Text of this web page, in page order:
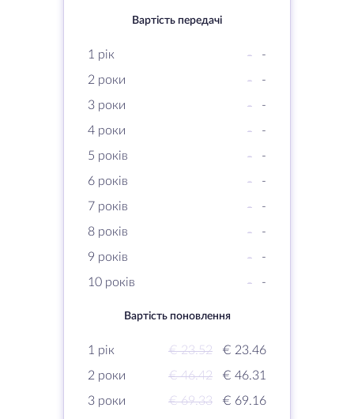
Вартість передачі
1 рік -
-
2 роки
-
-
3 роки
-
-
4 роки
-
-
5 років
-
-
6 років
-
-
7 років
-
-
8 років
-
-
9 років
-
-
10 років
- -
Вартість поновлення
1 рік € 23.52
€ 23.46
2 роки
€ 46.42
€ 46.31
3 роки
€ 69.33
€ 69.16